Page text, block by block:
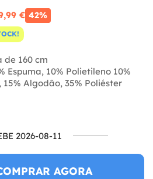
€ 42%
160 cm
Espuma, 10% Polietileno 10%
Algodão, 35% Poliéster
2026-08-11
AGORA